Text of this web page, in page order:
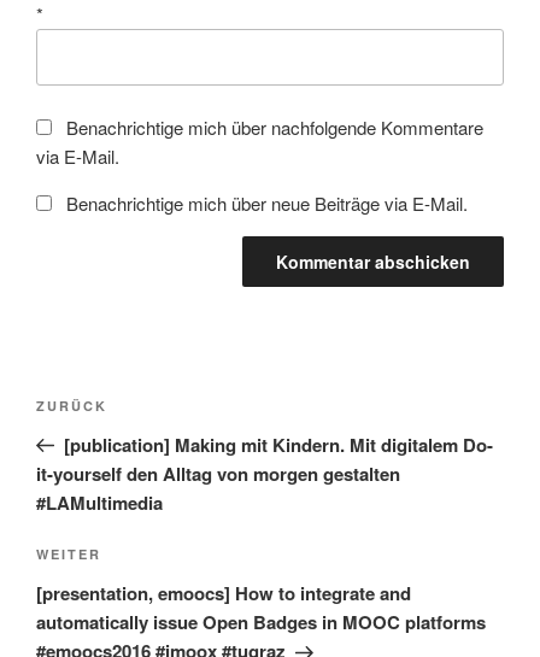
*
Benachrichtige mich über nachfolgende Kommentare
via E-Mail.
Benachrichtige mich über neue Beiträge via E-Mail.
Beitragsnavigation
Vorheriger
Beitrag
ZURÜCK
[publication] Making mit Kindern. Mit digitalem Do-
it-yourself den Alltag von morgen gestalten
#LAMultimedia
Nächster
Beitrag
WEITER
[presentation, emoocs] How to integrate and
automatically issue Open Badges in MOOC platforms
#emoocs2016 #imoox #tugraz